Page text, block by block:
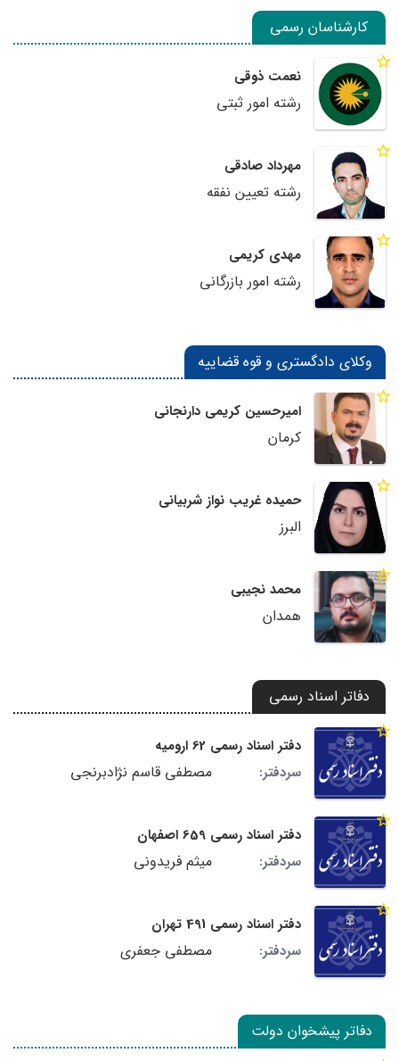
کارشناسان رسمی
نعمت ذوقی
رشته امور ثبتی
مهرداد صادقی
رشته تعیین نفقه
مهدی کریمی
رشته امور بازرگانی
وکلای دادگستری و قوه قضاییه
امیرحسین کریمی دارنجانی
کرمان
حمیده غریب نواز شربیانی
البرز
محمد نجیبی
همدان
دفاتر اسناد رسمی
دفتر اسناد رسمی 62 ارومیه
سردفتر:
مصطفی قاسم نژادبرنجی
دفتر اسناد رسمی 659 اصفهان
سردفتر:
میثم فریدونی
دفتر اسناد رسمی 491 تهران
سردفتر:
مصطفی جعفری
دفاتر پیشخوان دولت